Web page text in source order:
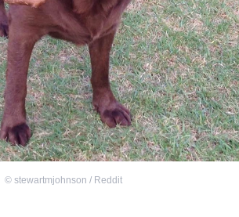
© stewartmjohnson / Reddit